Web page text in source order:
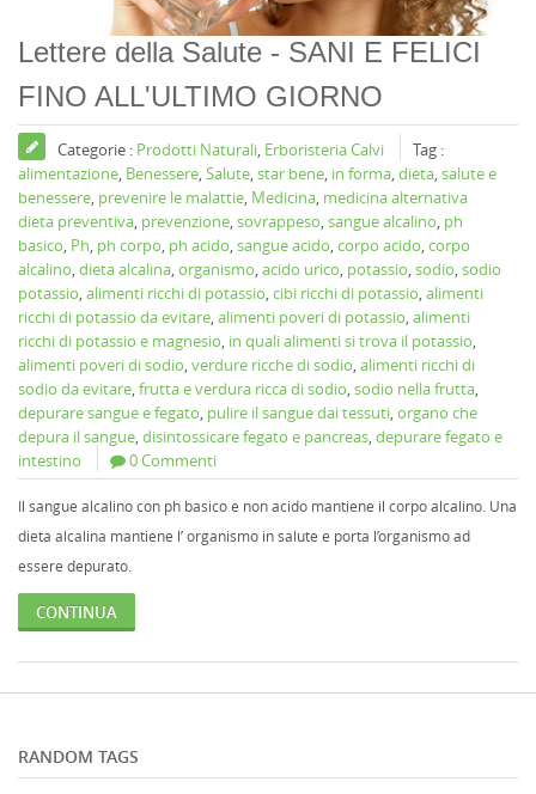
Lettere della Salute - SANI E FELICI
FINO ALL'ULTIMO GIORNO
Categorie : Prodotti Naturali, Erboristeria Calvi
Tag :
alimentazione, Benessere,Salute,star bene, in forma,dieta,salute e
benessere, prevenire le malattie, Medicina, medicina alternativa
dieta preventiva, prevenzione,sovrappeso,sangue alcalino, ph
basico, Ph, ph corpo, ph acido,sangue acido,corpo acido,corpo
alcalino,dieta alcalina,organismo,acido urico, potassio,sodio,sodio
potassio,alimenti ricchi di potassio,cibi ricchi di potassio,alimenti
ricchi di potassio da evitare,alimenti poveri di potassio,alimenti
ricchi di potassio e magnesio, in quali alimenti si trova il potassio,
alimenti poveri di sodio,verdure ricche di sodio,alimenti ricchi di
sodio da evitare,frutta e verdura ricca di sodio,sodio nella frutta,
depurare sangue e fegato, pulire il sangue dai tessuti,organo che
depura il sangue,disintossicare fegato e pancreas,depurare fegato e
intestino
0 Commenti
Il sangue alcalino con ph basico e non acido mantiene il corpo alcalino. Una
dieta alcalina mantiene l’ organismo in salute e porta l’organismo ad
essere depurato.
CONTINUA
RANDOM TAGS